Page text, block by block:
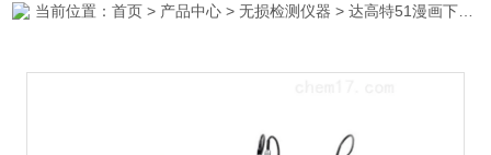
当前位置：首页 > 产品中心 >无损检测仪器 >达高特51漫画下载APP